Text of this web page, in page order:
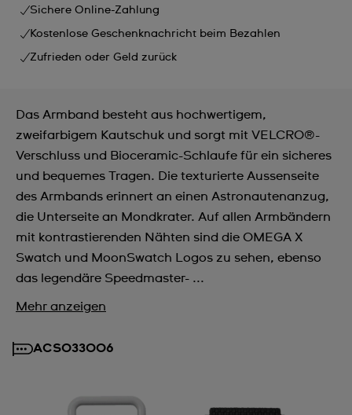
Sichere Online-Zahlung
Kostenlose Geschenknachricht beim Bezahlen
Zufrieden oder Geld zurück
Das Armband besteht aus hochwertigem,
zweifarbigem Kautschuk und sorgt mit VELCRO®-
Verschluss und Bioceramic-Schlaufe für ein sicheres
und bequemes Tragen. Die texturierte Aussenseite
des Armbands erinnert an einen Astronautenanzug,
die Unterseite an Mondkrater. Auf allen Armbändern
mit kontrastierenden Nähten sind die OMEGA X
Swatch und MoonSwatch Logos zu sehen, ebenso
das legendäre Speedmaster- ...
Mehr anzeigen
ACSO33006